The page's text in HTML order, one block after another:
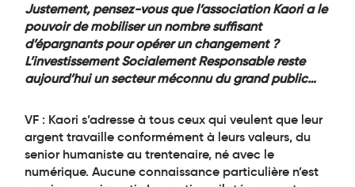
Justement, pensez-vous que l’association Kaori a le
pouvoir de mobiliser un nombre suffisant
d’épargnants pour opérer un changement ?
L’investissement Socialement Responsable reste
aujourd’hui un secteur méconnu du grand public…
VF : Kaori s’adresse à tous ceux qui veulent que leur
argent travaille conformément à leurs valeurs, du
senior humaniste au trentenaire, né avec le
numérique. Aucune connaissance particulière n’est